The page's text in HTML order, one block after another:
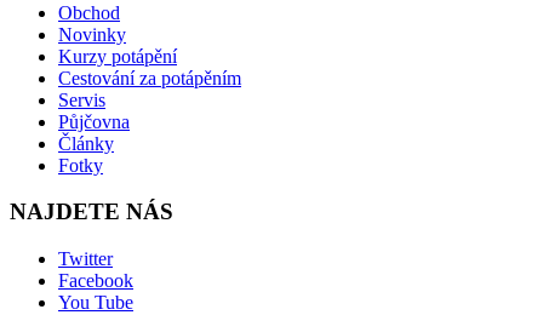
Obchod
Novinky
Kurzy potápění
Cestování za potápěním
Servis
Půjčovna
Články
Fotky
NAJDETE NÁS
Twitter
Facebook
You Tube